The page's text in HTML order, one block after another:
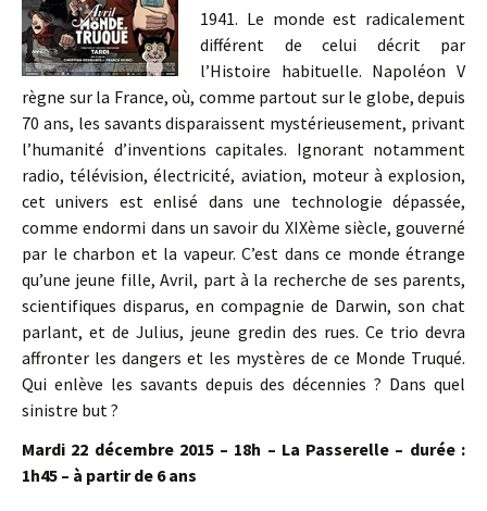
1941. Le monde est radicalement
différent de celui décrit par
l’Histoire habituelle. Napoléon V
règne sur la France, où, comme partout sur le globe, depuis
70 ans, les savants disparaissent mystérieusement, privant
l’humanité d’inventions capitales. Ignorant notamment
radio, télévision, électricité, aviation, moteur à explosion,
cet univers est enlisé dans une technologie dépassée,
comme endormi dans un savoir du XIXème siècle, gouverné
par le charbon et la vapeur. C’est dans ce monde étrange
qu’une jeune fille, Avril, part à la recherche de ses parents,
scientifiques disparus, en compagnie de Darwin, son chat
parlant, et de Julius, jeune gredin des rues. Ce trio devra
affronter les dangers et les mystères de ce Monde Truqué.
Qui enlève les savants depuis des décennies ? Dans quel
sinistre but ?
Mardi 22 décembre 2015 – 18h – La Passerelle – durée :
1h45 – à partir de 6 ans